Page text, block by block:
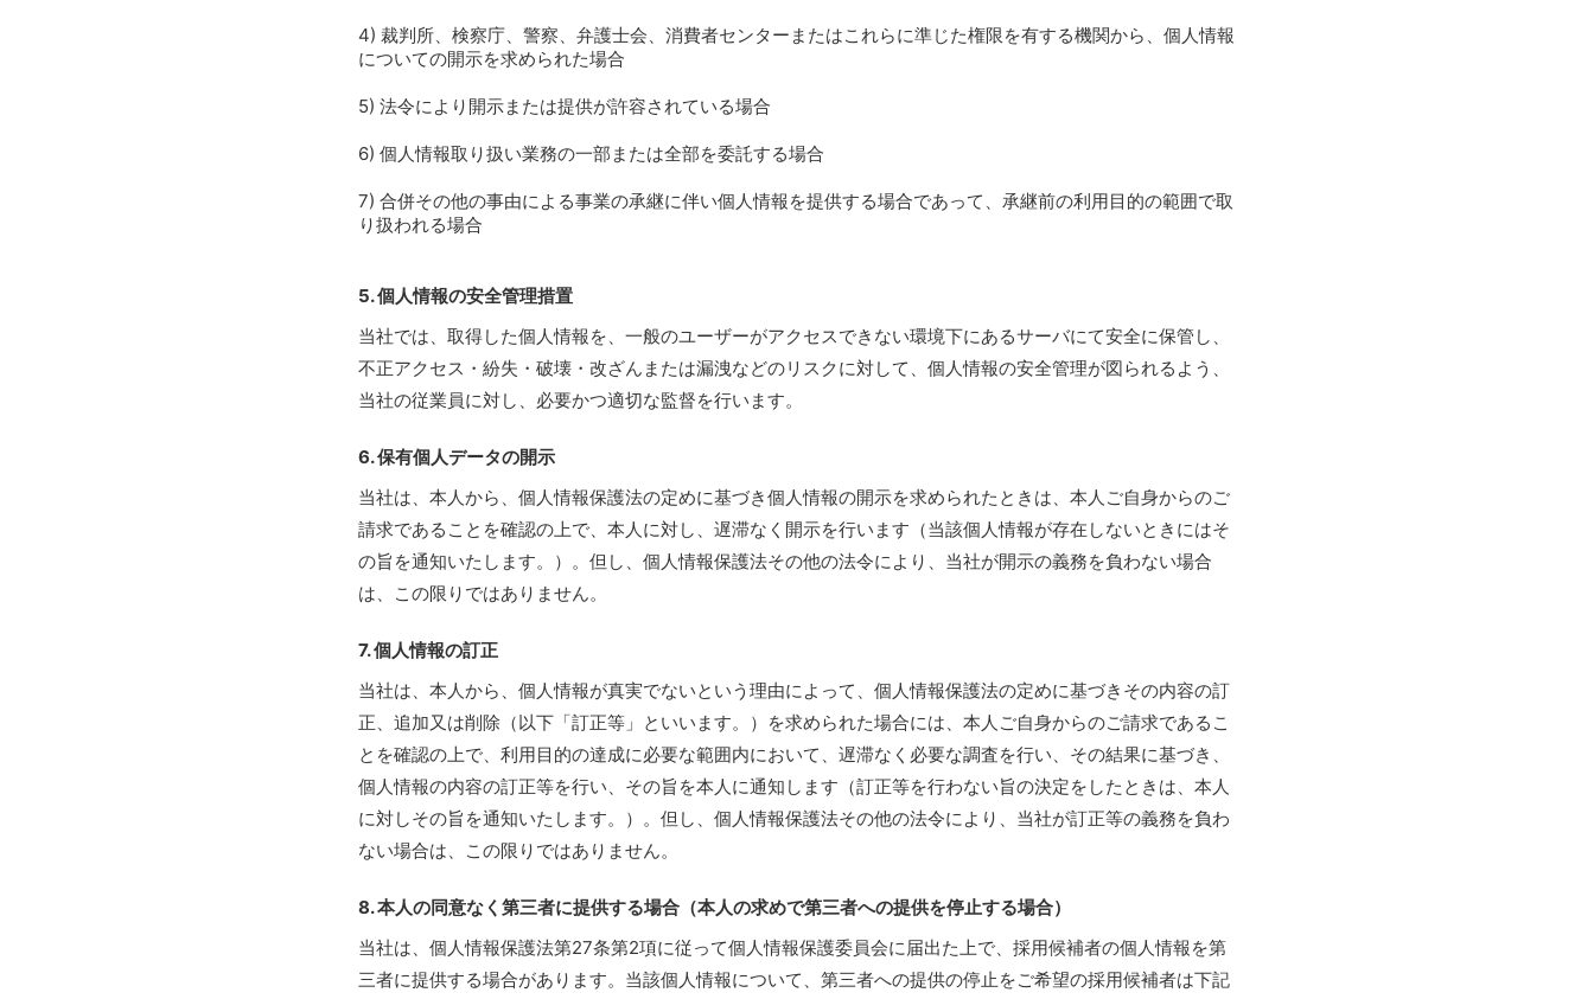
裁判所、検察庁、警察、弁護士会、消費者センターまたはこれらに準じた権限を有する機関から、個人情報
についての開示を求められた場合
法令により開示または提供が許容されている場合
個人情報取り扱い業務の一部または全部を委託する場合
合併その他の事由による事業の承継に伴い個人情報を提供する場合であって、承継前の利用目的の範囲で取
り扱われる場合
5. 個人情報の安全管理措置
当社では、取得した個人情報を、一般のユーザーがアクセスできない環境下にあるサーバにて安全に保管し、
不正アクセス・紛失・破壊・改ざんまたは漏洩などのリスクに対して、個人情報の安全管理が図られるよう、
当社の従業員に対し、必要かつ適切な監督を行います。
6. 保有個人データの開示
当社は、本人から、個人情報保護法の定めに基づき個人情報の開示を求められたときは、本人ご自身からのご
請求であることを確認の上で、本人に対し、遅滞なく開示を行います（当該個人情報が存在しないときにはそ
の旨を通知いたします。）。但し、個人情報保護法その他の法令により、当社が開示の義務を負わない場合
は、この限りではありません。
7. 個人情報の訂正
当社は、本人から、個人情報が真実でないという理由によって、個人情報保護法の定めに基づきその内容の訂
正、追加又は削除（以下「訂正等」といいます。）を求められた場合には、本人ご自身からのご請求であるこ
とを確認の上で、利用目的の達成に必要な範囲内において、遅滞なく必要な調査を行い、その結果に基づき、
個人情報の内容の訂正等を行い、その旨を本人に通知します（訂正等を行わない旨の決定をしたときは、本人
に対しその旨を通知いたします。）。但し、個人情報保護法その他の法令により、当社が訂正等の義務を負わ
ない場合は、この限りではありません。
8. 本人の同意なく第三者に提供する場合（本人の求めで第三者への提供を停止する場合）
当社は、個人情報保護法第27条第2項に従って個人情報保護委員会に届出た上で、採用候補者の個人情報を第
三者に提供する場合があります。当該個人情報について、第三者への提供の停止をご希望の採用候補者は下記